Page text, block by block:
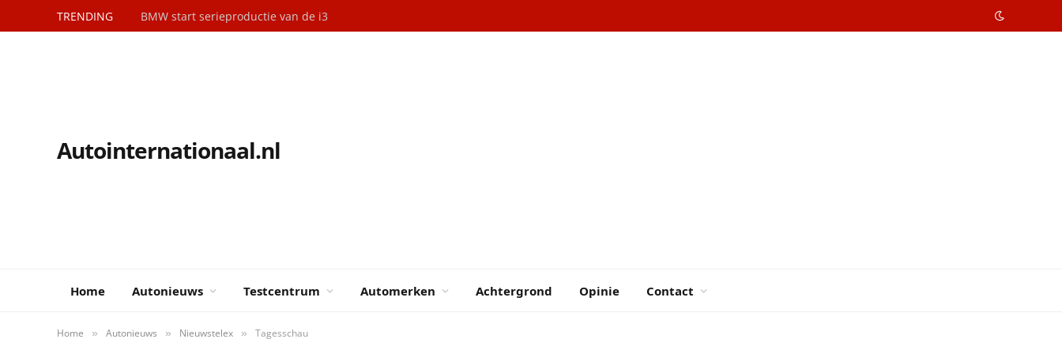
TRENDING BMW start serieproductie van de i3
Autointernationaal.nl
Home Autonieuws Testcentrum Automerken Achtergrond Opinie Contact
Home » Autonieuws » Nieuwstelex » Tagesschau